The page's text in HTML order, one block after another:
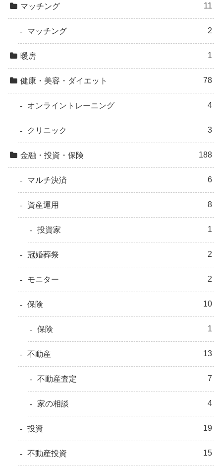
マッチング 11
マッチング 2
暖房 1
健康・美容・ダイエット 78
オンライントレーニング 4
クリニック 3
金融・投資・保険 188
マルチ決済 6
資産運用 8
投資家 1
冠婚葬祭 2
モニター 2
保険 10
保険 1
不動産 13
不動産査定 7
家の相談 4
投資 19
不動産投資 15